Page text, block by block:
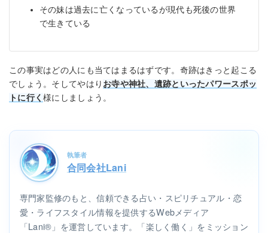
その妹は過去に亡くなっているが現代も死後の世界
で生きている
この事実はどの人にも当てはまるはずです。奇跡はきっと起こる
でしょう。そしてやはり お寺や神社、遺跡といったパワースポッ
トに行く様にしましょう。
執筆者
合同会社Lani
専門家監修のもと、信頼できる占い・スピリチュアル・恋
愛・ライフスタイル情報を提供するWebメディア
「Lani®」を運営しています。「楽しく働く」をミッション